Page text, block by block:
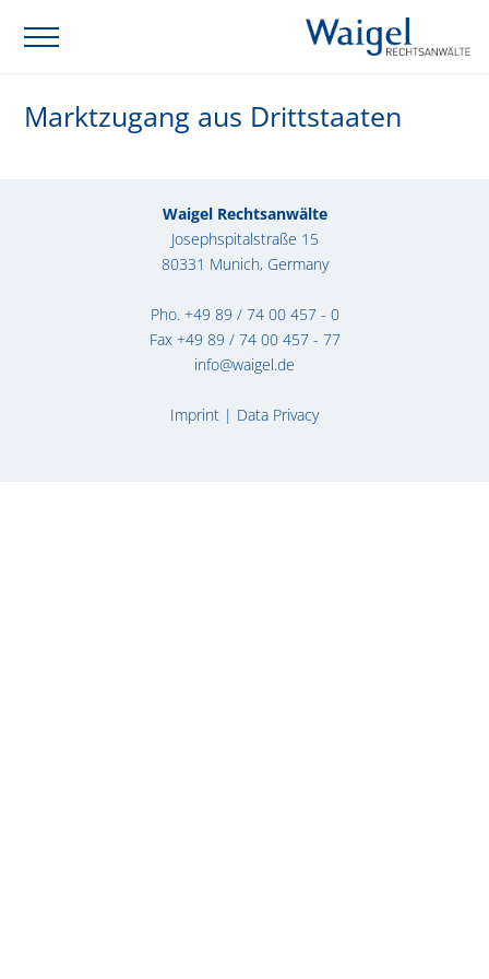
Marktzugang aus Drittstaaten
Waigel Rechtsanwälte
Josephspitalstraße 15
80331 Munich, Germany
Pho. +49 89 / 74 00 457 - 0
Fax +49 89 / 74 00 457 - 77
info@waigel.de
Imprint | Data Privacy